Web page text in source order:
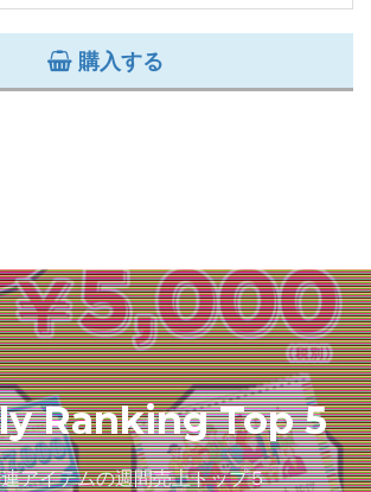
購入する
Ranking Top 5
アイテムの週間売上トップ５